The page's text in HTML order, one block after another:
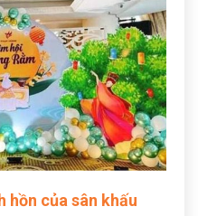
hồn của sân khấu